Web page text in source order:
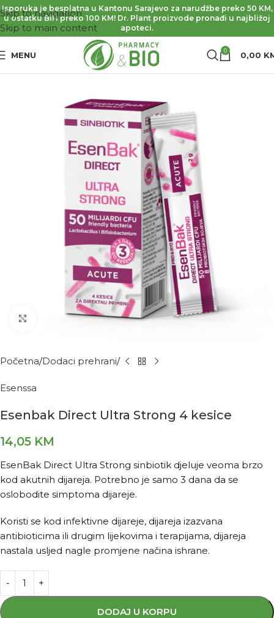
Skip to navigation
Skip to main content
Isporuka je besplatna u Kantonu Sarajevo za narudžbe preko 50 KM,
u ostatku BiH preko 100 KM! Dr. Plant proizvode pronađi u najbližoj
apoteci.
MENU 0 0,00
Kliknite za povećanje
Početna Dodaci prehrani
Esenssa
Esenbak Direct Ultra Strong 4 kesice
14,05 KM
EsenBak Direct Ultra Strong sinbiotik djeluje veoma brzo
kod akutnih dijareja. Potrebno je samo 3 dana da se
oslobodite simptoma dijareje.
Koristi se kod infektivne dijareje, dijareja izazvana
antibioticima ili drugim lijekovima i terapijama, dijareja
nastala usljed nagle promjene načina ishrane.
DODAJ U KORPU